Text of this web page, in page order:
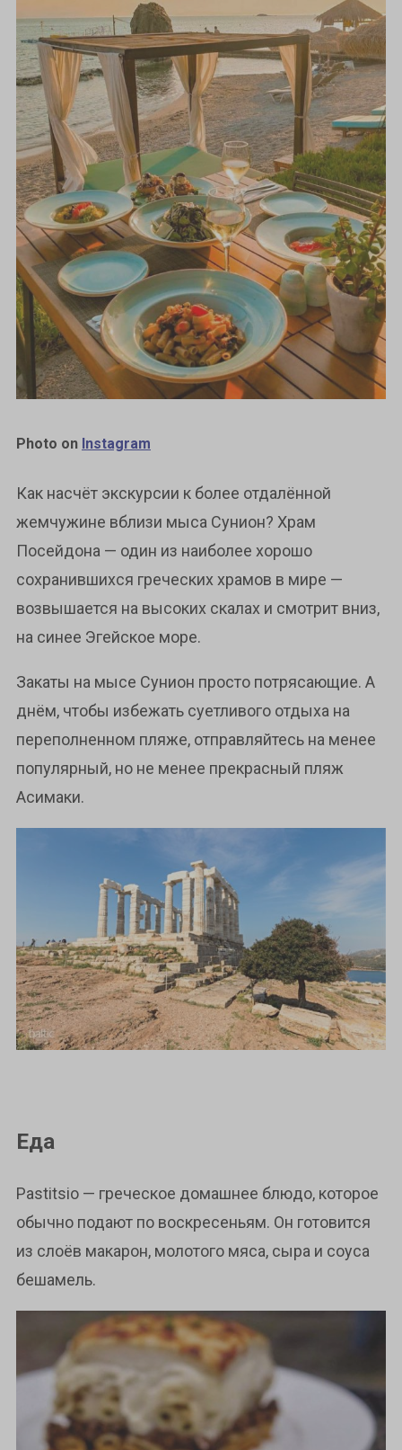
Photo on Instagram
Как насчёт экскурсии к более отдалённой
жемчужине вблизи мыса Сунион? Храм
Посейдона — один из наиболее хорошо
сохранившихся греческих храмов в мире —
возвышается на высоких скалах и смотрит вниз,
на синее Эгейское море.
Закаты на мысе Сунион просто потрясающие. А
днём, чтобы избежать суетливого отдыха на
переполненном пляже, отправляйтесь на менее
популярный, но не менее прекрасный пляж
Асимаки.
Еда
Pastitsio — греческое домашнее блюдо, которое
обычно подают по воскресеньям. Он готовится
из слоёв макарон, молотого мяса, сыра и соуса
бешамель.